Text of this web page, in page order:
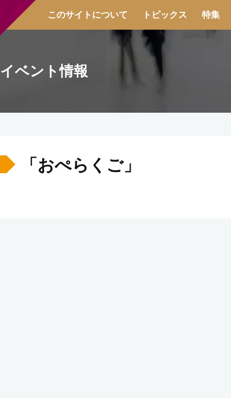
このサイトについて トピックス 特集
イベント情報
「おぺらくご」